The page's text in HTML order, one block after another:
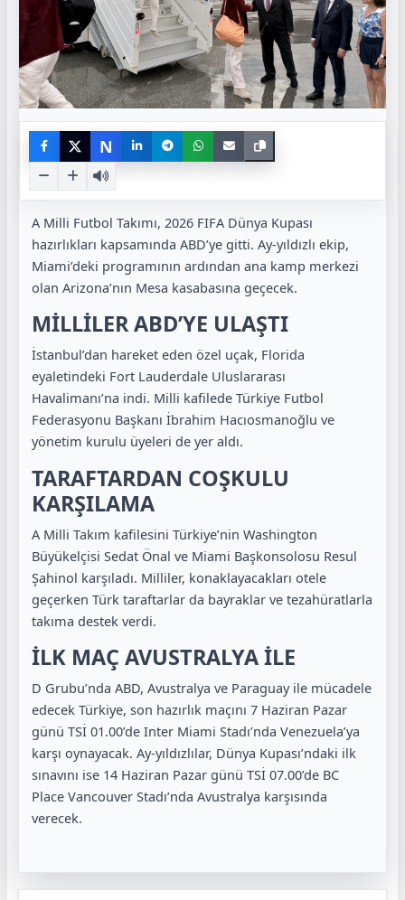
N
A Milli Futbol Takımı, 2026 FIFA Dünya Kupası
hazırlıkları kapsamında ABD’ye gitti. Ay-yıldızlı ekip,
Miami’deki programının ardından ana kamp merkezi
olan Arizona’nın Mesa kasabasına geçecek.
MİLLİLER ABD’YE ULAŞTI
İstanbul’dan hareket eden özel uçak, Florida
eyaletindeki Fort Lauderdale Uluslararası
Havalimanı’na indi. Milli kafilede Türkiye Futbol
Federasyonu Başkanı İbrahim Hacıosmanoğlu ve
yönetim kurulu üyeleri de yer aldı.
TARAFTARDAN COŞKULU
KARŞILAMA
A Milli Takım kafilesini Türkiye’nin Washington
Büyükelçisi Sedat Önal ve Miami Başkonsolosu Resul
Şahinol karşıladı. Milliler, konaklayacakları otele
geçerken Türk taraftarlar da bayraklar ve tezahüratlarla
takıma destek verdi.
İLK MAÇ AVUSTRALYA İLE
D Grubu’nda ABD, Avustralya ve Paraguay ile mücadele
edecek Türkiye, son hazırlık maçını 7 Haziran Pazar
günü TSİ 01.00’de Inter Miami Stadı’nda Venezuela’ya
karşı oynayacak. Ay-yıldızlılar, Dünya Kupası’ndaki ilk
sınavını ise 14 Haziran Pazar günü TSİ 07.00’de BC
Place Vancouver Stadı’nda Avustralya karşısında
verecek.